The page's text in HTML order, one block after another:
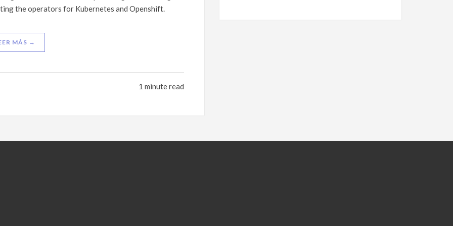
the operators for Kubernetes and Openshift.
MÁS →
1 minute read